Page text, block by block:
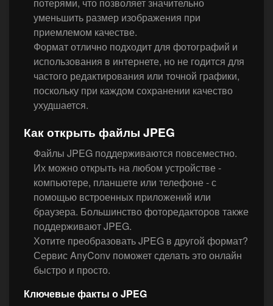
уменьшить размер изображения при
приемлемом качестве.
Формат отлично подходит для фотографий и
использования в интернете, но не годится для
частого редактирования или точной графики,
поскольку при каждом сохранении качество
ухудшается.
Как открыть файлы JPEG
Файлы JPEG поддерживаются повсеместно.
Их можно открыть на любом устройстве -
компьютере, планшете или телефоне - с
помощью встроенных приложений или
браузера. Большинство фоторедакторов также
поддерживают JPEG.
Хотите преобразовать JPEG в другой формат?
Сервис AnyConv поможет сделать это онлайн
быстро и просто.
Ключевые факты о JPEG